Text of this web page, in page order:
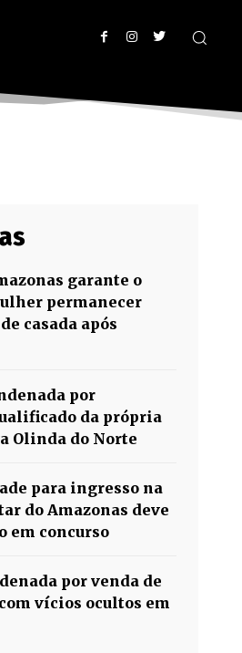
garante o
permanecer
casada após
por
da própria
Olinda do Norte
para ingresso na
do Amazonas deve
em concurso
por venda de
vícios ocultos em